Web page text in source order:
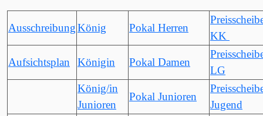
AusschreibungKönig Pokal Herren
KK
Aufsichtsplan Königin Pokal Damen
LG
König/in
Junioren
Pokal Junioren
Jugend